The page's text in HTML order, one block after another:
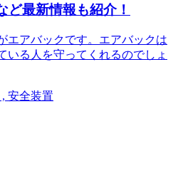
ど最新情報も紹介！
エアバックです。エアバックは
いる人を守ってくれるのでしょ
安全装置